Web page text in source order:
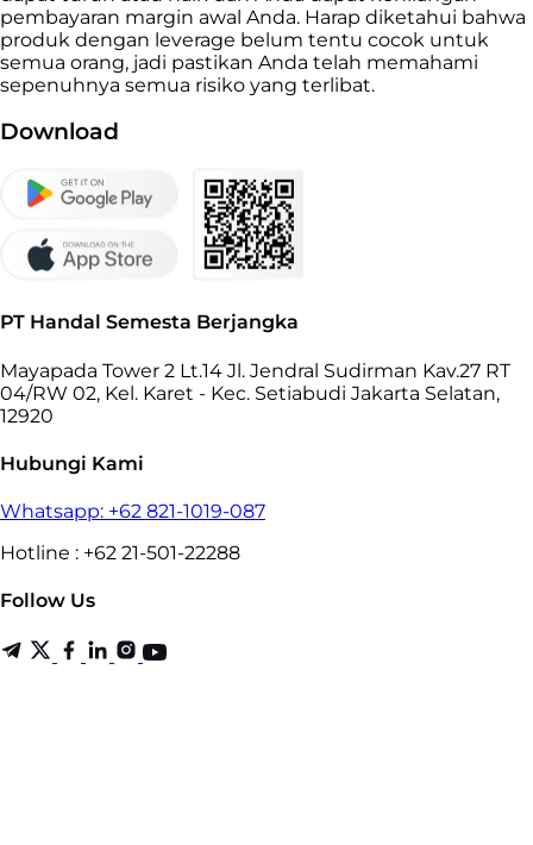
pembayaran margin awal Anda. Harap diketahui bahwa
produk dengan leverage belum tentu cocok untuk
semua orang, jadi pastikan Anda telah memahami
sepenuhnya semua risiko yang terlibat.
Download
PT Handal Semesta Berjangka
Mayapada Tower 2 Lt.14 Jl. Jendral Sudirman Kav.27 RT
04/RW 02, Kel. Karet - Kec. Setiabudi Jakarta Selatan,
12920
Hubungi Kami
Whatsapp: +62 821-1019-087
Hotline : +62 21-501-22288
Follow Us